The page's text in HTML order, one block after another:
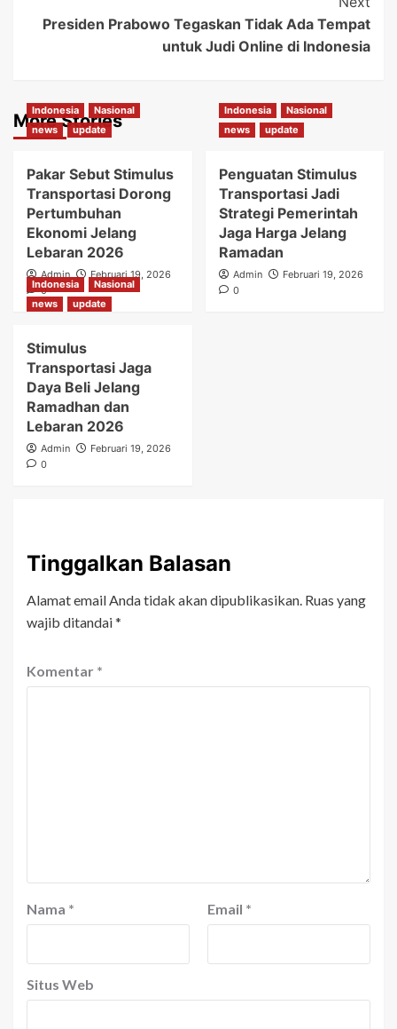
Presiden Prabowo Tegaskan Tidak Ada Tempat
untuk Judi Online di Indonesia
More Stories
Indonesia
Nasional
news
update
Pakar Sebut Stimulus
Transportasi Dorong
Pertumbuhan
Ekonomi Jelang
Lebaran 2026
Admin
Februari 19, 2026
0
Indonesia
Nasional
news
update
Penguatan Stimulus
Transportasi Jadi
Strategi Pemerintah
Jaga Harga Jelang
Ramadan
Admin
Februari 19, 2026
0
Indonesia
Nasional
news
update
Stimulus
Transportasi Jaga
Daya Beli Jelang
Ramadhan dan
Lebaran 2026
Admin
Februari 19, 2026
0
Tinggalkan Balasan
Alamat email Anda tidak akan dipublikasikan. Ruas yang
wajib ditandai*
Komentar *
Nama * Email *
Situs Web